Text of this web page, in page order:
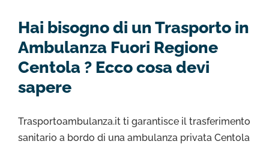
Hai bisogno di un Trasporto in
Ambulanza Fuori Regione
Centola ? Ecco cosa devi
sapere
Trasportoambulanza.it ti garantisce il trasferimento
sanitario a bordo di una ambulanza privata Centola